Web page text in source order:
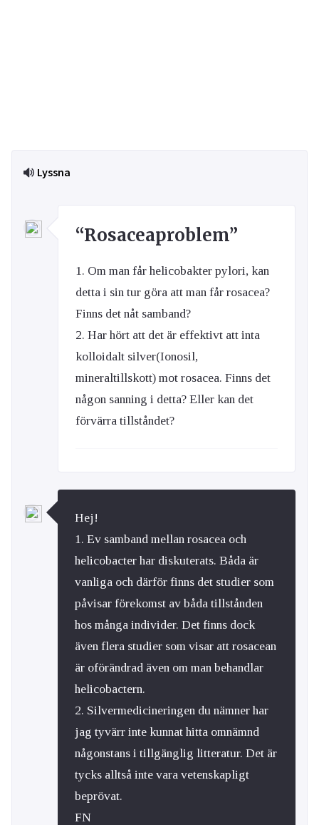
Lyssna
“Rosaceaproblem”
1. Om man får helicobakter pylori, kan
detta i sin tur göra att man får rosacea?
Finns det nåt samband?
2. Har hört att det är effektivt att inta
kolloidalt silver(Ionosil,
mineraltillskott) mot rosacea. Finns det
någon sanning i detta? Eller kan det
förvärra tillståndet?
Hej!
1. Ev samband mellan rosacea och
helicobacter har diskuterats. Båda är
vanliga och därför finns det studier som
påvisar förekomst av båda tillstånden
hos många individer. Det finns dock
även flera studier som visar att rosacean
är oförändrad även om man behandlar
helicobactern.
2. Silvermedicineringen du nämner har
jag tyvärr inte kunnat hitta omnämnd
någonstans i tillgänglig litteratur. Det är
tycks alltså inte vara vetenskapligt
beprövat.
FN